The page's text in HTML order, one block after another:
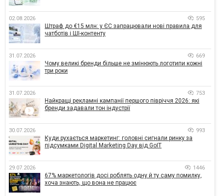
02.08.2026 595
Штраф до €15 млн: у ЄС запрацювали нові правила для
чатботів і ШІ-контенту
31.07.2026 669
Чому великі бренди більше не змінюють логотипи кожні
три роки
31.07.2026 753
Найкращі рекламні кампанії першого півріччя 2026: які
бренди задавали тон індустрії
30.07.2026 993
Куди рухається маркетинг: головні сигнали ринку за
підсумками Digital Marketing Day від GoIT
29.07.2026 1446
67% маркетологів досі роблять одну й ту саму помилку,
хоча знають, що вона не працює